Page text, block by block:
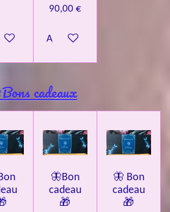
au panier
90,00 €
Ajouter au panier
cadeaux
🦋Bon
cadeau
🎁
🦋 Bon
cadeau
🎁